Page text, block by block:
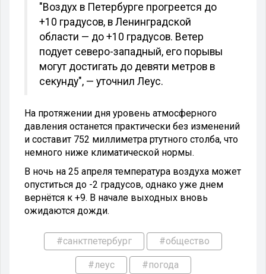
"Воздух в Петербурге прогреется до
+10 градусов, в Ленинградской
области — до +10 градусов. Ветер
подует северо-западный, его порывы
могут достигать до девяти метров в
секунду", — уточнил Леус.
На протяжении дня уровень атмосферного
давления останется практически без изменений
и составит 752 миллиметра ртутного столба, что
немного ниже климатической нормы.
В ночь на 25 апреля температура воздуха может
опуститься до -2 градусов, однако уже днем
вернётся к +9. В начале выходных вновь
ожидаются дожди.
#санктпетербург #общество
#леус #погода